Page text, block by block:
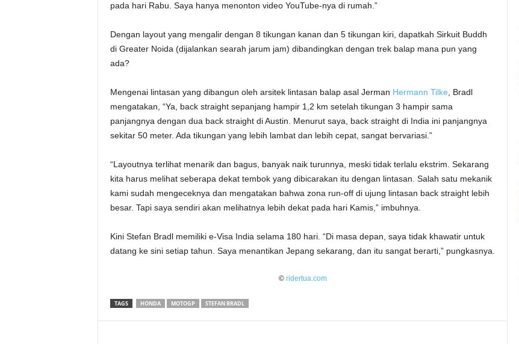
pada hari Rabu. Saya hanya menonton video YouTube-nya di rumah.”
Dengan layout yang mengalir dengan 8 tikungan kanan dan 5 tikungan kiri, dapatkah Sirkuit Buddh
di Greater Noida (dijalankan searah jarum jam) dibandingkan dengan trek balap mana pun yang
ada?
Mengenai lintasan yang dibangun oleh arsitek lintasan balap asal Jerman Hermann Tilke, Bradl
mengatakan, “Ya, back straight sepanjang hampir 1,2 km setelah tikungan 3 hampir sama
panjangnya dengan dua back straight di Austin. Menurut saya, back straight di India ini panjangnya
sekitar 50 meter. Ada tikungan yang lebih lambat dan lebih cepat, sangat bervariasi.”
“Layoutnya terlihat menarik dan bagus, banyak naik turunnya, meski tidak terlalu ekstrim. Sekarang
kita harus melihat seberapa dekat tembok yang dibicarakan itu dengan lintasan. Salah satu mekanik
kami sudah mengeceknya dan mengatakan bahwa zona run-off di ujung lintasan back straight lebih
besar. Tapi saya sendiri akan melihatnya lebih dekat pada hari Kamis,” imbuhnya.
Kini Stefan Bradl memiliki e-Visa India selama 180 hari. “Di masa depan, saya tidak khawatir untuk
datang ke sini setiap tahun. Saya menantikan Jepang sekarang, dan itu sangat berarti,” pungkasnya.
© ridertua.com
TAGS HONDA MOTOGP STEFAN BRADL